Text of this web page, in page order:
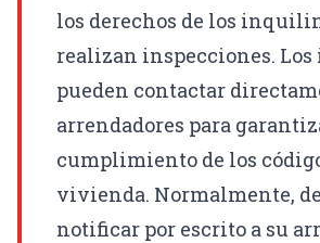
los derechos de los
realizan inspecciones. Los
pueden contactar
arrendadores para
cumplimiento de los
vivienda. Normalmente,
notificar por escrito a su